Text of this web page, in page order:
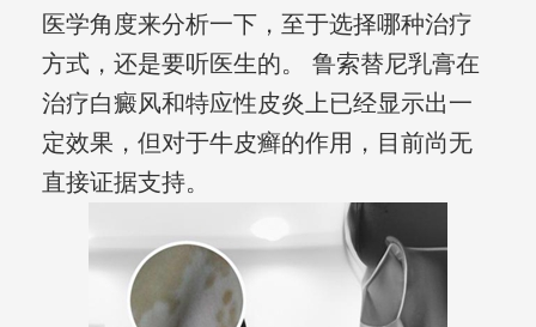
医学角度来分析一下，至于选择哪种治疗
方式，还是要听医生的。 鲁索替尼乳膏在
治疗白癜风和特应性皮炎上已经显示出一
定效果，但对于牛皮癣的作用，目前尚无
直接证据支持。